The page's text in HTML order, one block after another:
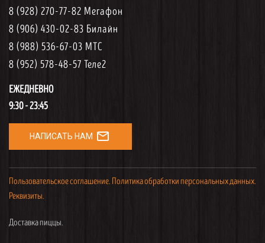
8 (928) 270-77-82 Мегафон
8 (906) 430-02-83 Билайн
8 (988) 536-67-03 МТС
8 (952) 578-48-57 Теле2
ЕЖЕДНЕВНО
9:30 - 23:45
НАПИСАТЬ НАМ mail_outline
Пользовательское соглашение. Политика обработки персональных данных.
Реквизиты.
Доставка пиццы.